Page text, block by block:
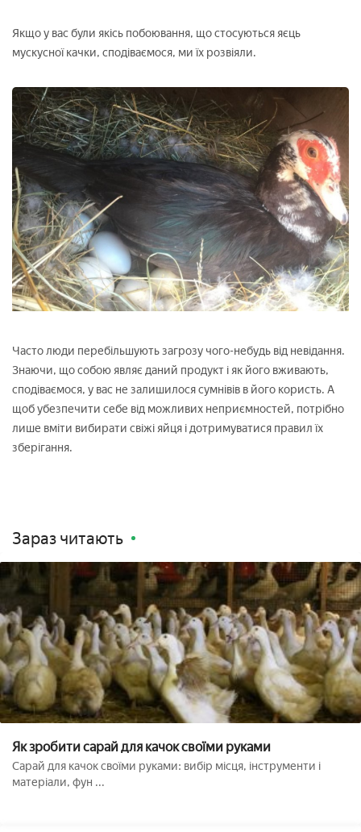
Якщо у вас були якісь побоювання, що стосуються яєць
мускусної качки, сподіваємося, ми їх розвіяли.
Часто люди перебільшують загрозу чого-небудь від невідання.
Знаючи, що собою являє даний продукт і як його вживають,
сподіваємося, у вас не залишилося сумнівів в його користь. А
щоб убезпечити себе від можливих неприємностей, потрібно
лише вміти вибирати свіжі яйця і дотримуватися правил їх
зберігання.
Зараз читають
Як зробити сарай для качок своїми руками
Сарай для качок своїми руками: вибір місця, інструменти і
матеріали, фун ...